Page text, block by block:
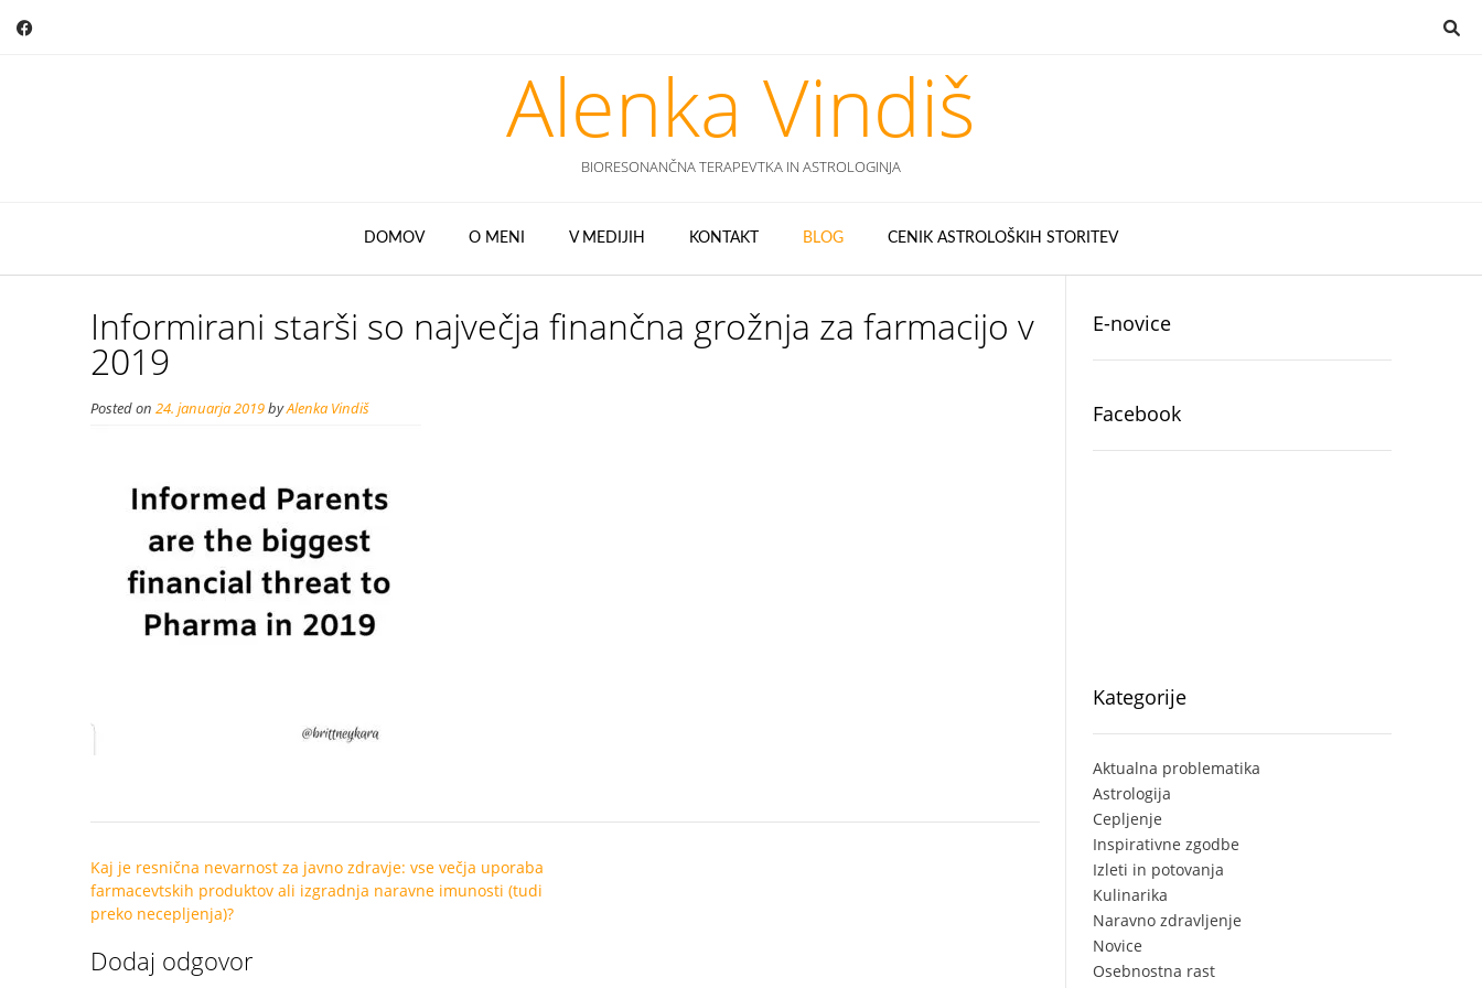
Alenka Vindiš
BIORESONANČNA TERAPEVTKA IN ASTROLOGINJA
DOMOV O MENI V MEDIJIH KONTAKT BLOG CENIK ASTROLOŠKIH STORITEV
Informirani starši so največja finančna grožnja za farmacijo v
2019
Posted on 24. januarja 2019byAlenka Vindiš
Post
navigation
Kaj je resnična nevarnost za javno zdravje: vse večja uporaba
farmacevtskih produktov ali izgradnja naravne imunosti (tudi
preko necepljenja)?
Dodaj odgovor
E-novice
Facebook
Kategorije
Aktualna problematika
Astrologija
Cepljenje
Inspirativne zgodbe
Izleti in potovanja
Kulinarika
Naravno zdravljenje
Novice
Osebnostna rast